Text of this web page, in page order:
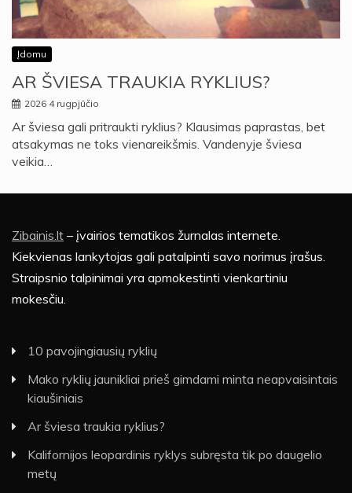
Įdomu
AR ŠVIESA TRAUKIA RYKLIUS?
2026 4 rugpjūčio
Ar šviesa gali pritraukti ryklius? Klausimas paprastas, bet
atsakymas ne toks vienareikšmis. Vandenyje šviesa
veikia…
Zibainis.lt – įvairios tematikos žurnalas internete.
Kiekvienas lankytojas gali patalpinti savo norimus įrašus.
Straipsnio talpinimai yra apmokestinti vienkartiniu
mokesčiu.
10 pavojingiausių ryklių
Mako ryklių jaunikliai prieš gimdami minta neapvaisintais
kiaušiniais
Ar šviesa traukia ryklius?
Kalifornijos leopardinis ryklys subręsta tik po daugelio
metų